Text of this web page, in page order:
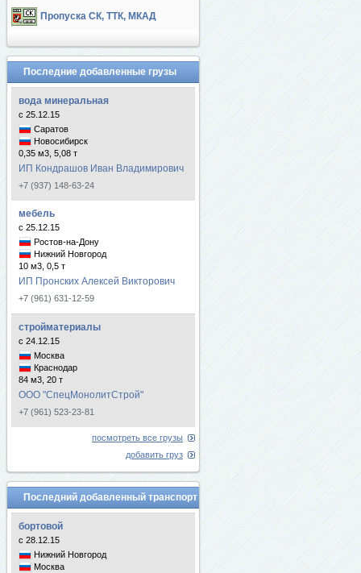
Пропуска СК, ТТК, МКАД
Последние добавленные грузы
вода минеральная
с 25.12.15
Саратов
Новосибирск
0,35 м3, 5,08 т
ИП Кондрашов Иван Владимирович
+7 (937) 148-63-24
мебель
с 25.12.15
Ростов-на-Дону
Нижний Новгород
10 м3, 0,5 т
ИП Пронских Алексей Викторович
+7 (961) 631-12-59
стройматериалы
с 24.12.15
Москва
Краснодар
84 м3, 20 т
ООО "СпецМонолитСтрой"
+7 (961) 523-23-81
посмотреть все грузы
добавить груз
Последний добавленный транспорт
бортовой
с 28.12.15
Нижний Новгород
Москва